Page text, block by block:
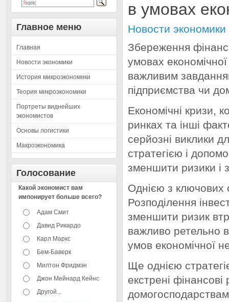
Главное меню
Главная
Новости экономики
История микроэкономики
Теория микроэкономики
Портреты виднейших
экономистов
Основы логистики
Макроэкономика
Голосование
Какой экономист вам
импонирует больше всего?
Адам Смит
Давид Рикардо
Карл Маркс
Бем-Баверк
Милтон Фридмэн
Джон Мейнард Кейнс
Другой...
в умовах
Новости экономики
Збереження
умовах
важливим
підприємства чи
Економічні кризи,
ринках та інші
серйозні виклики
стратегією і
зменшити ризики і
Однією з ключових
Розподілення
зменшити ризик
важливо ретельно
умов економічної
Ще однією
екстрені